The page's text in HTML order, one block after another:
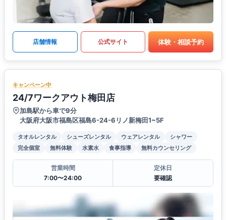
店舗情報 公式サイト 体験・相談予約
キャンペーン中
24/7ワークアウト梅田店
加島駅から車で9分
大阪府大阪市福島区福島6-24-6リノ新梅田1~5F
タオルレンタル シューズレンタル ウェアレンタル
シャワー
完全個室
無料体験 水素水 食事指導 無料カウンセリング
営業時間
7:00〜24:00
定休日
要確認